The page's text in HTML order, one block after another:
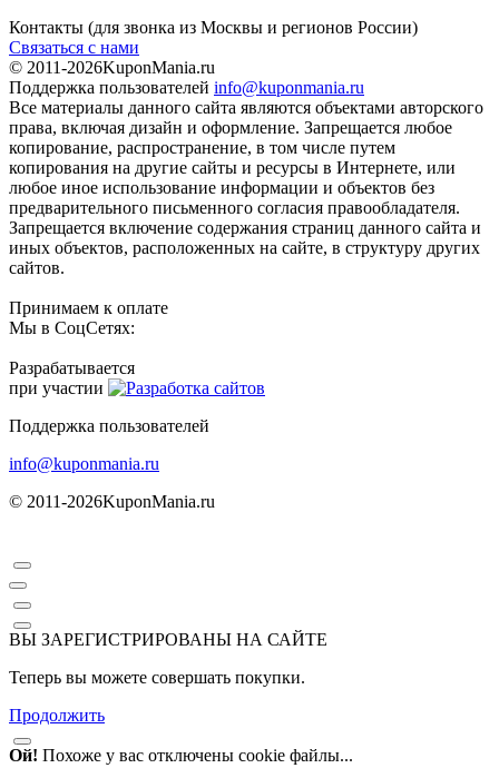
Контакты (для звонка из Москвы и регионов России)
Связаться с нами
© 2011-2026KuponMania.ru
Поддержка пользователей info@kuponmania.ru
Все материалы данного сайта являются объектами авторского
права, включая дизайн и оформление. Запрещается любое
копирование, распространение, в том числе путем
копирования на другие сайты и ресурсы в Интернете, или
любое иное использование информации и объектов без
предварительного письменного согласия правообладателя.
Запрещается включение содержания страниц данного сайта и
иных объектов, расположенных на сайте, в структуру других
сайтов.
Принимаем к оплате
Мы в СоцСетях:
Разрабатывается
при участии
Поддержка пользователей
info@kuponmania.ru
© 2011-2026KuponMania.ru
ВЫ ЗАРЕГИСТРИРОВАНЫ НА САЙТЕ
Теперь вы можете совершать покупки.
Продолжить
Ой! Похоже у вас отключены cookie файлы...